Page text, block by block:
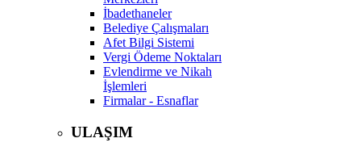
İbadethaneler
Belediye Çalışmaları
Afet Bilgi Sistemi
Vergi Ödeme Noktaları
Evlendirme ve Nikah
İşlemleri
Firmalar - Esnaflar
ULAŞIM